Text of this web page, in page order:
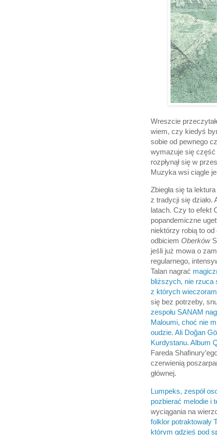
Wreszcie
wiem, czy kiedyś
sobie od pewnego
wymazuje się
rozpłynął się w
Muzyka wsi ciągle
Zbiegła się ta
z tradycji się
latach. Czy to efekt
popandemiczne
niektórzy robią to
odbiciem Oberków
jeśli już mowa o
regularnego,
Talan nagrać
bliższych, nie rzuca
z których
się bez potrzeby,
zespołu SANAM
Maloumi, choć nie
oudzie. Ali Doğan
Kurdystanu. Album
Fareda
czerwienią
głównej.
Lumpeks, zespół
pozbierać melodie i
wyciągania na
folklor potraktowały
którym gdzieś pod